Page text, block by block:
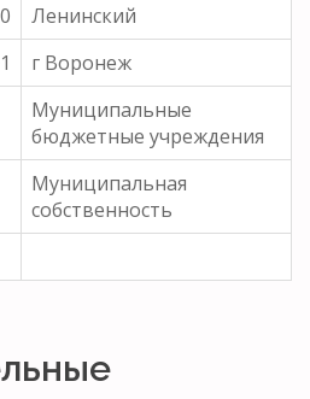
Ленинский
г Воронеж
Муниципальные
бюджетные учреждения
Муниципальная
собственность